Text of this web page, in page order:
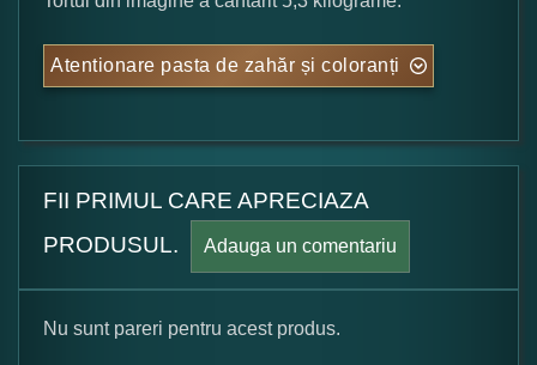
Atentionare pasta de zahăr și coloranți
FII PRIMUL CARE APRECIAZA
PRODUSUL.
Adauga un comentariu
Nu sunt pareri pentru acest produs.